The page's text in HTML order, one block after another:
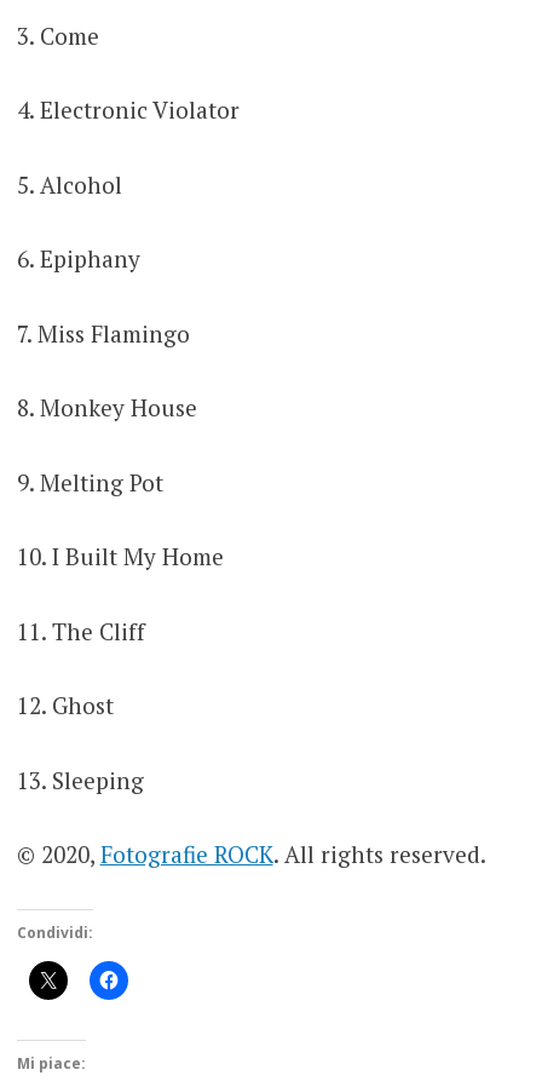
3. Come
4. Electronic Violator
5. Alcohol
6. Epiphany
7. Miss Flamingo
8. Monkey House
9. Melting Pot
10. I Built My Home
11. The Cliff
12. Ghost
13. Sleeping
© 2020, Fotografie ROCK. All rights reserved.
Condividi:
Mi piace: